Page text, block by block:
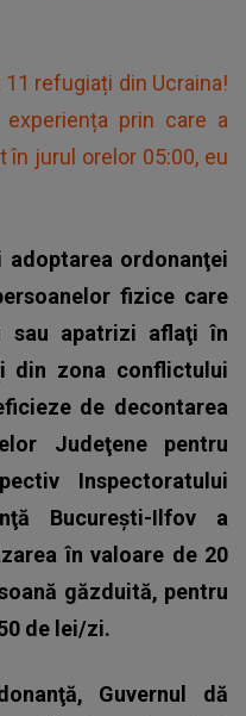
refugiați din Ucraina!
prin care a
în jurul orelor 05:00, eu
adoptarea ordonanţei
fizice care
sau apatrizi aflaţi în
din zona conflictului
de decontarea
Judeţene pentru
Inspectoratului
Bucureşti-Ilfov a
în valoare de 20
găzduită, pentru
de lei/zi.
Guvernul dă